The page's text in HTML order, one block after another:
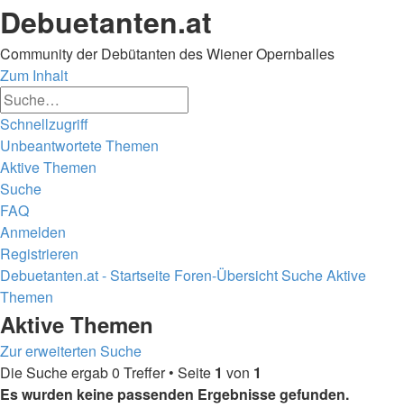
Debuetanten.at
Community der Debütanten des Wiener Opernballes
Zum Inhalt
Schnellzugriff
Unbeantwortete Themen
Aktive Themen
Suche
FAQ
Anmelden
Registrieren
Debuetanten.at - Startseite Foren-ÜbersichtSucheAktive
Themen
Suche
Aktive Themen
Zur erweiterten Suche
Die Suche ergab 0 Treffer • Seite 1 von 1
Es wurden keine passenden Ergebnisse gefunden.